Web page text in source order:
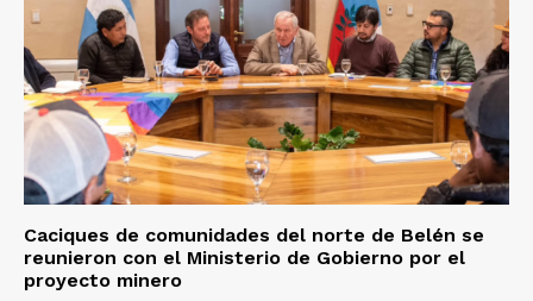
Caciques de comunidades del norte de Belén se
reunieron con el Ministerio de Gobierno por el
proyecto minero